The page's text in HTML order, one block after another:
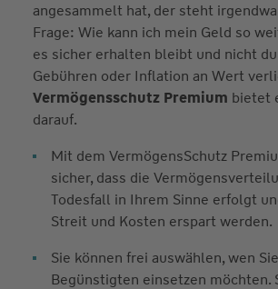
Diese besondere Form der
"Todesfallabsicherung" ist
abschließbar – und das ohne
angesammelt hat, der steht
Frage: Wie kann ich mein Geld so
es sicher erhalten bleibt und nicht
Gebühren oder Inflation an Wert
Vermögensschutz Premium bietet
darauf.
Mit dem VermögensSchutz
sicher, dass die
Todesfall in Ihrem Sinne erfolgt
Streit und Kosten erspart werden.
Sie können frei auswählen, wen
Begünstigten einsetzen möchten.